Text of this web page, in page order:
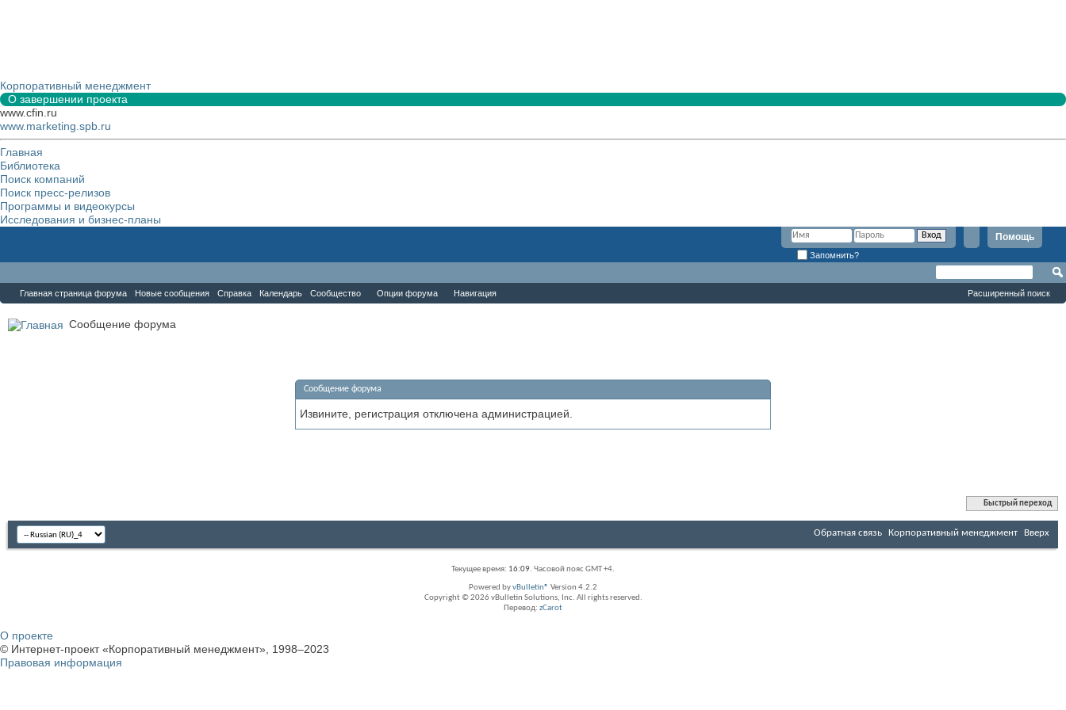
Корпоративный менеджмент
О завершении проекта
www.cfin.ru
www.marketing.spb.ru
Главная
Библиотека
Поиск компаний
Поиск пресс-релизов
Программы и видеокурсы
Исследования и бизнес-планы
Помощь
Запомнить?
Главная страница форума Новые сообщения Справка Календарь Сообщество Опции форума Навигация Расширенный поиск
Сообщение форума
Сообщение форума
Извините, регистрация отключена администрацией.
Быстрый переход
Обратная связь Корпоративный менеджмент Вверх
Текущее время: 16:09. Часовой пояс GMT +4.
Powered byvBulletin® Version 4.2.2
Copyright © 2026 vBulletin Solutions, Inc. All rights reserved.
Перевод: zCarot
О проекте
© Интернет-проект «Корпоративный менеджмент», 1998–2023
Правовая информация